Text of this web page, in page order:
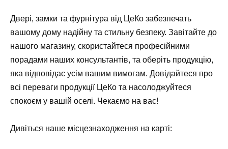
Двері, замки та фурнітура від ЦеКо забезпечать
вашому дому надійну та стильну безпеку. Завітайте до
нашого магазину, скористайтеся професійними
порадами наших консультантів, та оберіть продукцію,
яка відповідає усім вашим вимогам. Довідайтеся про
всі переваги продукції ЦеКо та насолоджуйтеся
спокоєм у вашій оселі. Чекаємо на вас!
Дивіться наше місцезнаходження на карті: